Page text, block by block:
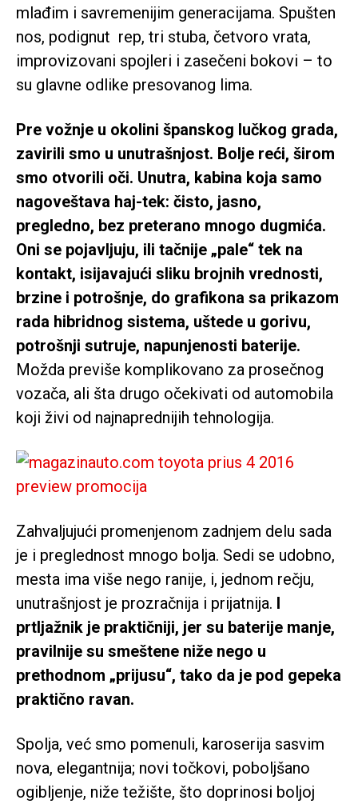
mlađim i savremenijim generacijama. Spušten
nos, podignut rep, tri stuba, četvoro vrata,
improvizovani spojleri i zasečeni bokovi – to
su glavne odlike presovanog lima.
Pre vožnje u okolini španskog lučkog grada,
zavirili smo u unutrašnjost. Bolje reći, širom
smo otvorili oči. Unutra, kabina koja samo
nagoveštava haj-tek: čisto, jasno,
pregledno, bez preterano mnogo dugmića.
Oni se pojavljuju, ili tačnije „pale“ tek na
kontakt, isijavajući sliku brojnih vrednosti,
brzine i potrošnje, do grafikona sa prikazom
rada hibridnog sistema, uštede u gorivu,
potrošnji sutruje, napunjenosti baterije.
Možda previše komplikovano za prosečnog
vozača, ali šta drugo očekivati od automobila
koji živi od najnaprednijih tehnologija.
Zahvaljujući promenjenom zadnjem delu sada
je i preglednost mnogo bolja. Sedi se udobno,
mesta ima više nego ranije, i, jednom rečju,
unutrašnjost je prozračnija i prijatnija. I
prtljažnik je praktičniji, jer su baterije manje,
pravilnije su smeštene niže nego u
prethodnom „prijusu“, tako da je pod gepeka
praktično ravan.
Spolja, već smo pomenuli, karoserija sasvim
nova, elegantnija; novi točkovi, poboljšano
ogibljenje, niže težište, što doprinosi boljoj